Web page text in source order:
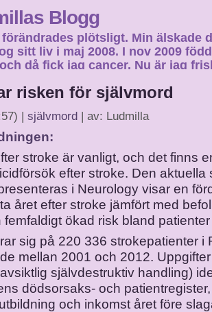
Blogg
plötsligt. Min älskade
sitt liv i maj 2008. I nov 2009
då fick jag cancer. Nu är jag
risken för självmord
| självmord | av: Ludmilla
stroke är vanligt, och det finns
efter stroke. Den aktuella
i Neurology visar en
året efter stroke jämfört med
femfaldigt ökad risk bland
sig på 220 336 strokepatienter i
mellan 2001 och 2012.
självdestruktiv handling)
dödsorsaks- och
och inkomst året före